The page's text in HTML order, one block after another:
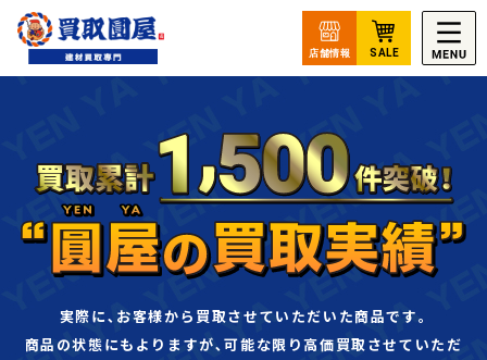
実際に､お客様から買取させていただいた商品です｡
商品の状態にもよりますが､可能な限り高価買取させていただ